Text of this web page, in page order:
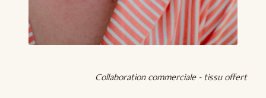
Collaboration commerciale - tissu offert